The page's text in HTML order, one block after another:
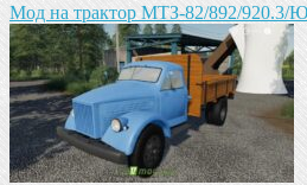
Мод на трактор МТЗ-82/892/920.3/